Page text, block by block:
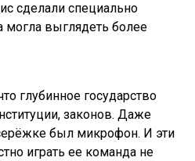
сделали специально
выглядеть более
глубинное государство
законов. Даже
был микрофон. И эти
играть ее команда не